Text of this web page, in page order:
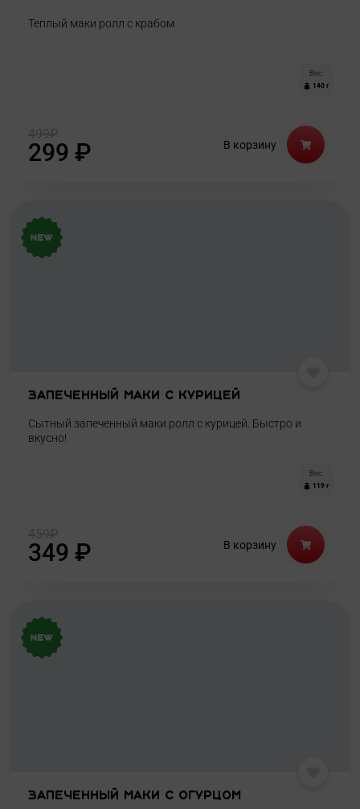
Теплый маки ролл с крабом
Вес:
140 г
299 ₽ В корзину
Запеченный маки с курицей
Сытный запеченный маки ролл с курицей. Быстро и
вкусно!
Вес:
119 г
349 ₽ В корзину
Запеченный маки с огурцом